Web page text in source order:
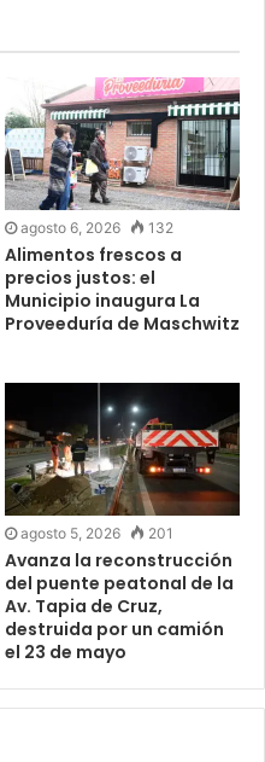
agosto 6, 2026 132
Alimentos frescos a
precios justos: el
Municipio inaugura La
Proveeduría de Maschwitz
agosto 5, 2026 201
Avanza la reconstrucción
del puente peatonal de la
Av. Tapia de Cruz,
destruida por un camión
el 23 de mayo